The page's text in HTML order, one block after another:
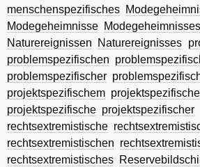
menschenspezifisches
Modegeheimnisse Modegeheimnisses
Naturereignissen
Naturereignisses
problemspezifischen
problemspezifischer
projektspezifischem
projektspezifische projektspezifischer
rechtsextremistische
rechtsextremistischen
rechtsextremistisches